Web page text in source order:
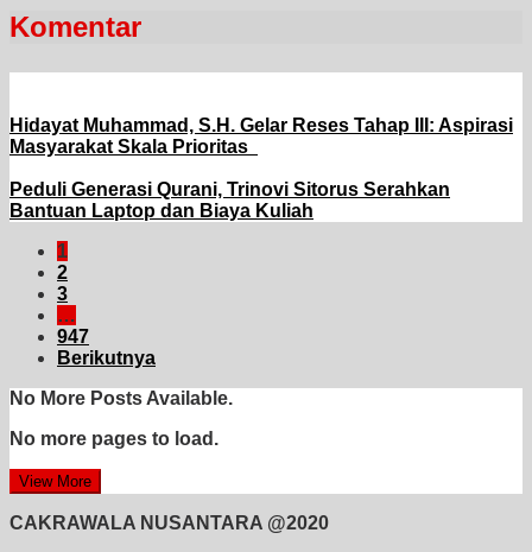
Komentar
Hidayat Muhammad, S.H. Gelar Reses Tahap III: Aspirasi
Masyarakat Skala Prioritas
Peduli Generasi Qurani, Trinovi Sitorus Serahkan
Bantuan Laptop dan Biaya Kuliah
1
2
3
…
947
Berikutnya
No More Posts Available.
No more pages to load.
View More
CAKRAWALA NUSANTARA @2020